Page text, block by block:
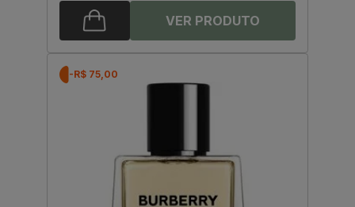
-R$ 75,00